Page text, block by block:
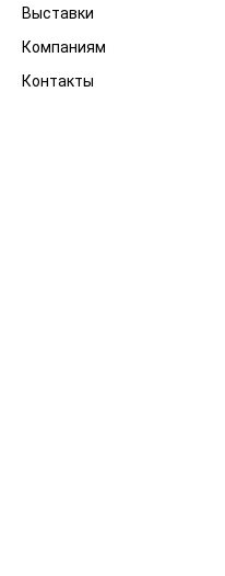
Выставки
Компаниям
Контакты